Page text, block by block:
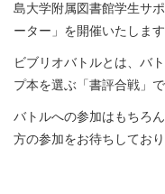
島大学附属図書館学生サ
ーター」を開催いたします
ビブリオバトルとは、バ
プ本を選ぶ「書評合戦」で
バトルへの参加はもちろ
方の参加をお待ちしており